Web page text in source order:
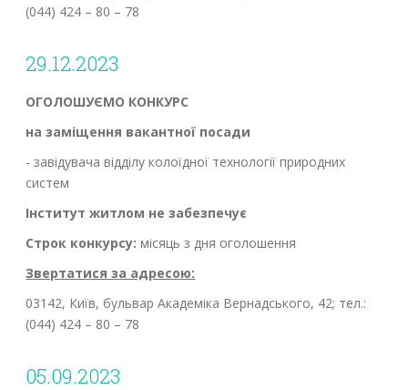
(044) 424 – 80 – 78
29.12.2023
ОГОЛОШУЄМО КОНКУРС
на заміщення вакантної посади
- завідувача відділу колоїдної технології природних
систем
Інститут житлом не забезпечує
Строк конкурсу: місяць з дня оголошення
Звертатися за адресою:
03142, Київ, бульвар Академіка Вернадського, 42; тел.:
(044) 424 – 80 – 78
05.09.2023